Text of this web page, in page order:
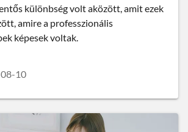
különbség volt aközött, amit ezek
amire a professzionális
képesek voltak.
10